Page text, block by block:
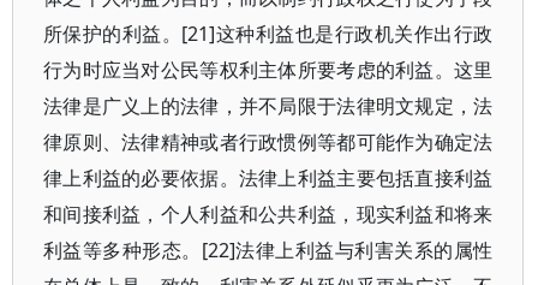
所保护的利益。[21]这种利益也是行政机关作出行政
行为时应当对公民等权利主体所要考虑的利益。这里
法律是广义上的法律，并不局限于法律明文规定，法
律原则、法律精神或者行政惯例等都可能作为确定法
律上利益的必要依据。法律上利益主要包括直接利益
和间接利益，个人利益和公共利益，现实利益和将来
利益等多种形态。[22]法律上利益与利害关系的属性